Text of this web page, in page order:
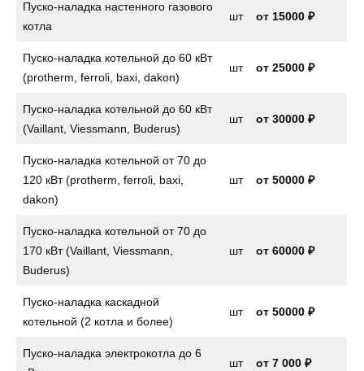
Пуско-наладка настенного газового
котла
шт от 15000 ₽
Пуско-наладка котельной до 60 кВт
(protherm, ferroli, baxi, dakon)
шт от 25000 ₽
Пуско-наладка котельной до 60 кВт
(Vaillant, Viessmann, Buderus)
шт от 30000 ₽
Пуско-наладка котельной от 70 до
120 кВт (protherm, ferroli, baxi,
dakon)
шт от 50000 ₽
Пуско-наладка котельной от 70 до
170 кВт (Vaillant, Viessmann,
Buderus)
шт от 60000 ₽
Пуско-наладка каскадной
котельной (2 котла и более)
шт от 50000 ₽
Пуско-наладка электрокотла до 6
шт от 7 000 ₽